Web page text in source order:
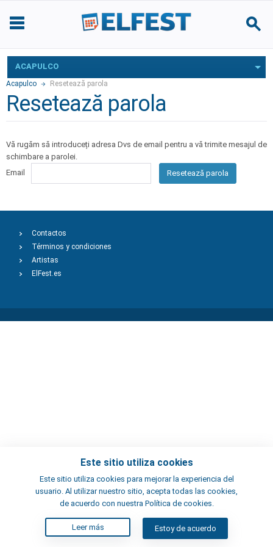
ACAPULCO
Acapulco Resetează parola
Resetează parola
Vă rugăm să introduceți adresa Dvs de email pentru a vă trimite mesajul de
schimbare a parolei.
Email
Resetează parola
Este sitio utiliza cookies
Este sitio utiliza cookies para mejorar la experiencia del
usuario. Al utilizar nuestro sitio, acepta todas las cookies,
de acuerdo con nuestra Política de cookies.
Leer más Estoy de acuerdo
Contactos
Términos y condiciones
Artistas
ElFest.es